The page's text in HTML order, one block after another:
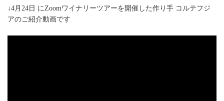
↓4月24日 にZoomワイナリーツアーを開催した作り手 コルテフジ
アのご紹介動画です